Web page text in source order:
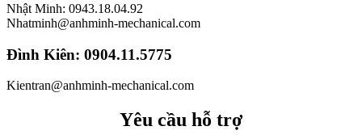
Nhật Minh: 0943.18.04.92
Nhatminh@anhminh-mechanical.com
Đình Kiên: 0904.11.5775
Kientran@anhminh-mechanical.com
Yêu cầu hỗ trợ